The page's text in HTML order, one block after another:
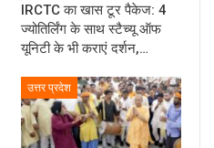
IRCTC का खास टूर पैकेज: 4
ज्योतिर्लिंग के साथ स्टैच्यू ऑफ
यूनिटी के भी कराएं दर्शन,…
उत्तर प्रदेश